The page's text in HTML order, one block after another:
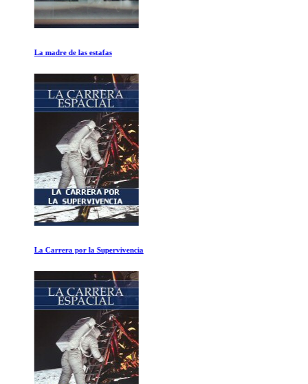
La madre de las estafas
La Carrera por la Supervivencia